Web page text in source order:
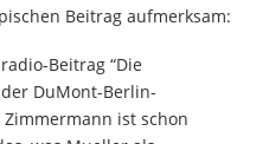
Beitrag aufmerksam:
Beitrag “Die
DuMont-Berlin-
ist schon